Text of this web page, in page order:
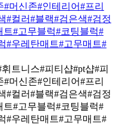
#머신존#인테리어#프리
#컬러#블랙#검은색#검정
트#고무블럭#코팅블럭#
#우레탄매트#고무매트#
휘트니스#피티샵#pt샵#피
#머신존#인테리어#프리
#컬러#블랙#검은색#검정
트#고무블럭#코팅블럭#
#우레탄매트#고무매트#